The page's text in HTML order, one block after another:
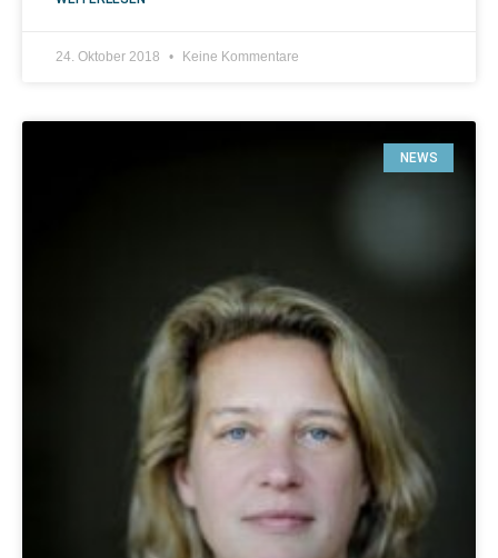
24. Oktober 2018 Keine Kommentare
NEWS